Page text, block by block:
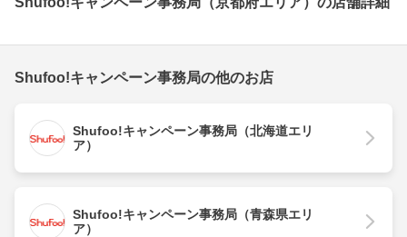
Shufoo!キャンペーン事務局の他のお店
Shufoo!キャンペーン事務局（北海道エリ
ア）
Shufoo!キャンペーン事務局（青森県エリ
ア）